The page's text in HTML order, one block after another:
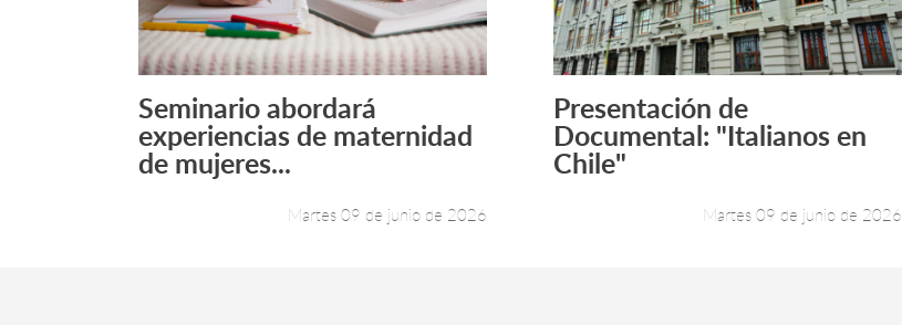
Leer más +
Seminario abordará
experiencias de maternidad
de mujeres...
Martes 09 de junio de 2026
Leer más +
Presentación de
Documental: "Italianos en
Chile"
Martes 09 de junio de 2026